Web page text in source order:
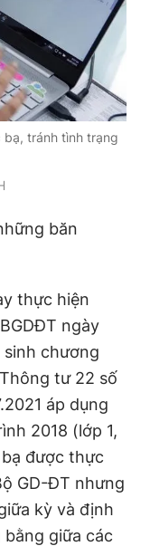
Chính sách bảo
Niên. Cấm sao
tránh tình trạng
băn
thực hiện
ngày
sinh chương
tư 22 số
áp dụng
2018 (lớp 1,
được thực
GD-ĐT nhưng
kỳ và định
giữa các